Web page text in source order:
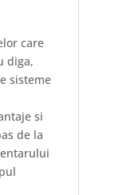
care
diga,
sisteme
si
de la